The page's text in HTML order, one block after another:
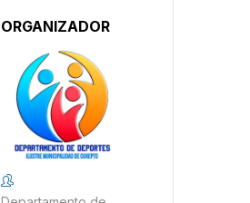
ORGANIZADOR